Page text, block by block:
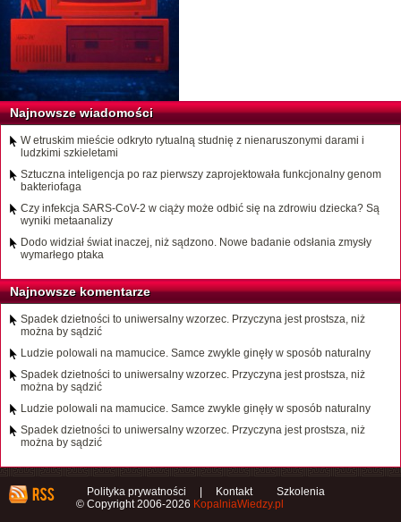
Najnowsze wiadomości
W etruskim mieście odkryto rytualną studnię z nienaruszonymi darami i
ludzkimi szkieletami
Sztuczna inteligencja po raz pierwszy zaprojektowała funkcjonalny genom
bakteriofaga
Czy infekcja SARS-CoV-2 w ciąży może odbić się na zdrowiu dziecka? Są
wyniki metaanalizy
Dodo widział świat inaczej, niż sądzono. Nowe badanie odsłania zmysły
wymarłego ptaka
Najnowsze komentarze
Spadek dzietności to uniwersalny wzorzec. Przyczyna jest prostsza, niż
można by sądzić
Ludzie polowali na mamucice. Samce zwykle ginęły w sposób naturalny
Spadek dzietności to uniwersalny wzorzec. Przyczyna jest prostsza, niż
można by sądzić
Ludzie polowali na mamucice. Samce zwykle ginęły w sposób naturalny
Spadek dzietności to uniwersalny wzorzec. Przyczyna jest prostsza, niż
można by sądzić
Polityka prywatności Kontakt
Szkolenia
© Copyright 2006-2026 KopalniaWiedzy.pl